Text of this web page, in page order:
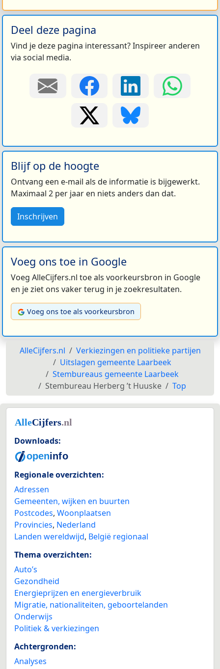
Deel deze pagina
Vind je deze pagina interessant? Inspireer anderen
via social media.
Blijf op de hoogte
Ontvang een e-mail als de informatie is bijgewerkt.
Maximaal 2 per jaar en niets anders dan dat.
Inschrijven
Voeg ons toe in Google
Voeg AlleCijfers.nl toe als voorkeursbron in Google
en je ziet ons vaker terug in je zoekresultaten.
Voeg ons toe als voorkeursbron
AlleCijfers.nl
Verkiezingen en politieke partijen
Uitslagen gemeente Laarbeek
Stembureaus gemeente Laarbeek
Stembureau Herberg ’t Huuske
Top
Downloads:
Regionale overzichten:
Adressen
Gemeenten, wijken en buurten
Postcodes, Woonplaatsen
Provincies, Nederland
Landen wereldwijd, België regionaal
Thema overzichten:
Auto’s
Gezondheid
Energieprijzen en energieverbruik
Migratie, nationaliteiten, geboortelanden
Onderwijs
Politiek & verkiezingen
Achtergronden:
Analyses